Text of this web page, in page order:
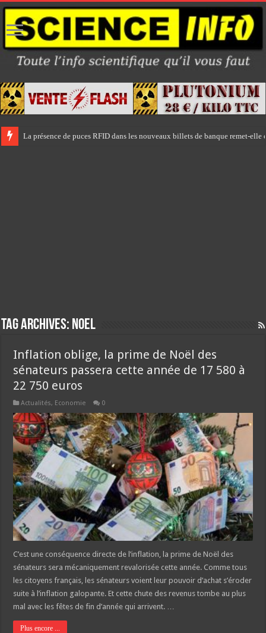
La présence de puces RFID dans les nouveaux billets de banque remet-
Tag Archives: noel
Inflation oblige, la prime de Noël des
sénateurs passera cette année de 17 580 à
22 750 euros
Actualités, Economie 0
C’est une conséquence directe de l’inflation, la prime de Noël des
sénateurs sera mécaniquement revalorisée cette année. Comme tous
les citoyens français, les sénateurs voient leur pouvoir d’achat s’éroder
suite à l’inflation galopante. Et cette chute des revenus tombe au plus
mal avec les fêtes de fin d’année qui arrivent. …
Plus encore ...